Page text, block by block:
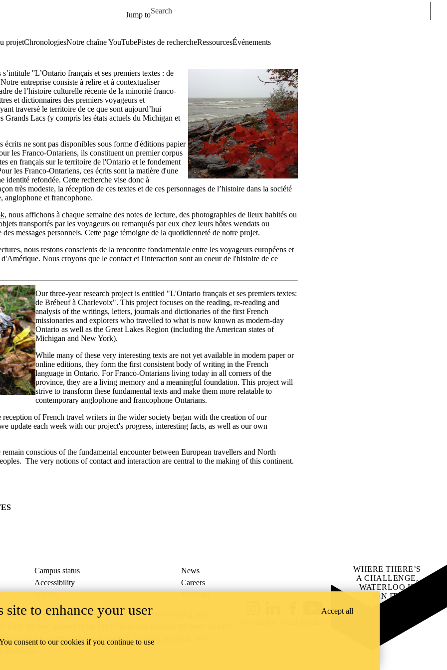
Jump to
Search for
projetChronologiesNotre chaîne YouTubePistes de rechercheRessourcesÉvénements
''L’Ontario français et ses premiers textes : de
entreprise consiste à relire et à contextualiser
de l’histoire culturelle récente de la minorité franco-
et dictionnaires des premiers voyageurs et
traversé le territoire de ce que sont aujourd’hui
Grands Lacs (y compris les états actuels du Michigan et
écrits ne sont pas disponibles sous forme d'éditions papier
les Franco-Ontariens, ils constituent un premier corpus
en français sur le territoire de l'Ontario et le fondement
les Franco-Ontariens, ces écrits sont la matière d'une
identité refondée. Cette recherche vise donc à
très modeste, la réception de ces textes et de ces personnages de l’histoire dans la société
anglophone et francophone.
, nous affichons à chaque semaine des notes de lecture, des photographies de lieux habités ou
transportés par les voyageurs ou remarqués par eux chez leurs hôtes wendats ou
des messages personnels. Cette page témoigne de la quotidienneté de notre projet.
nous restons conscients de la rencontre fondamentale entre les voyageurs européens et
d'Amérique. Nous croyons que le contact et l'interaction sont au coeur de l'histoire de ce
Our three-year research project is entitled "L'Ontario français et ses premiers textes:
de Brébeuf à Charlevoix". This project focuses on the reading, re-reading and
analysis of the writings, letters, journals and dictionaries of the first French
missionaries and explorers who travelled to what is now known as modern-day
Ontario as well as the Great Lakes Region (including the American states of
Michigan and New York).
While many of these very interesting texts are not yet available in modern paper or
online editions, they form the first consistent body of writing in the French
language in Ontario. For Franco-Ontarians living today in all corners of the
province, they are a living memory and a meaningful foundation. This project will
strive to transform these fundamental texts and make them more relatable to
contemporary anglophone and francophone Ontarians.
reception of French travel writers in the wider society began with the creation of our
update each week with our project's progress, interesting facts, as well as our own
conscious of the fundamental encounter between European travellers and North
The very notions of contact and interaction are central to the making of this continent.
Campus status
News
Accessibility
Careers
Privacy Feedback
on the traditional territory of the Neutral, Anishinaabeg, and
the land granted to the Six Nations that includes six miles on each
our campuses through research, learning, teaching, and
YouTube
WHERE THERE’S
A CHALLENGE,
WATERLOO IS
ON IT.
Learn how →
site to enhance your user
consent to our cookies if you continue to use
Accept all